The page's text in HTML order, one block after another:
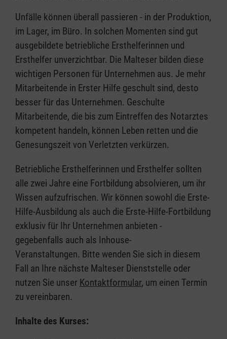
Unfälle können überall passieren - in der Produktion,
im Lager, im Büro. In solchen Momenten sind gut
ausgebildete betriebliche Ersthelferinnen und
Ersthelfer unverzichtbar. Die Malteser bilden diese
wichtigen Personen für Unternehmen aus. Je mehr
Mitarbeitende in Erster Hilfe geschult sind, desto
besser für das Unternehmen. Geschulte
Mitarbeitende, die bis zum Eintreffen des Notarztes
kompetent handeln, können Leben retten und die
Genesungszeit von Verletzten verkürzen.
Betriebliche Ersthelferinnen und Ersthelfer sollten
alle zwei Jahre eine Fortbildung absolvieren, um ihr
Wissen aufzufrischen. Wir können sowohl die Erste-
Hilfe-Ausbildung als auch die Erste-Hilfe-Fortbildung
exklusiv für Ihr Unternehmen anbieten -
gegebenfalls auch als Inhouse-
Veranstaltungen. Bitte wenden Sie sich in diesem
Fall an Ihre nächste Malteser Dienststelle oder
nutzen Sie unser Kontaktformular, um einen Termin
zu vereinbaren.
Inhalte des Kurses: